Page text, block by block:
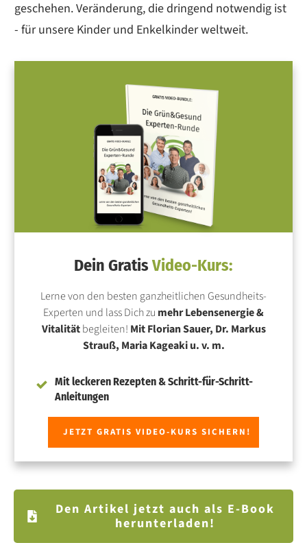
geschehen. Veränderung, die dringend notwendig ist
- für unsere Kinder und Enkelkinder weltweit.
Dein GratisVideo-Kurs:
Lerne von den besten ganzheitlichen Gesundheits-
Experten und lass Dich zu mehr Lebensenergie &
Vitalitätbegleiten! Mit Florian Sauer, Dr. Markus
Strauß, Maria Kageaki u. v. m.
Mit leckeren Rezepten & Schritt-für-Schritt-
Anleitungen
JETZT GRATIS VIDEO-KURS SICHERN!
Den Artikel jetzt auch als E-Book
herunterladen!